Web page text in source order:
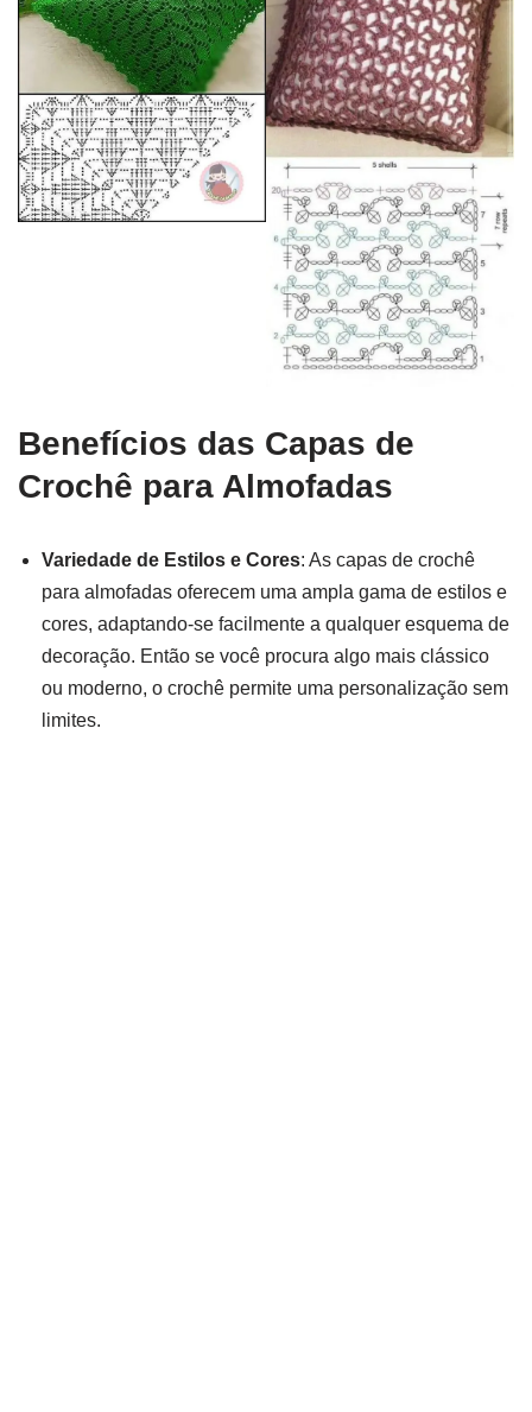
Benefícios das Capas de
Crochê para Almofadas
Variedade de Estilos e Cores: As capas de crochê
para almofadas oferecem uma ampla gama de estilos e
cores, adaptando-se facilmente a qualquer esquema de
decoração. Então se você procura algo mais clássico
ou moderno, o crochê permite uma personalização sem
limites.